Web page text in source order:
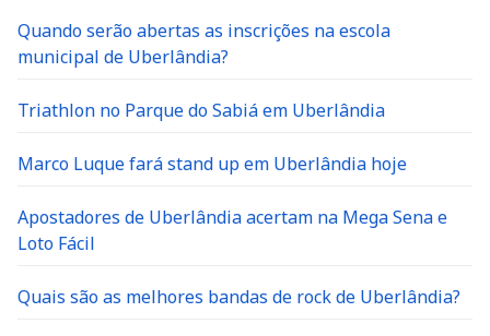
Quando serão abertas as inscrições na escola
municipal de Uberlândia?
Triathlon no Parque do Sabiá em Uberlândia
Marco Luque fará stand up em Uberlândia hoje
Apostadores de Uberlândia acertam na Mega Sena e
Loto Fácil
Quais são as melhores bandas de rock de Uberlândia?